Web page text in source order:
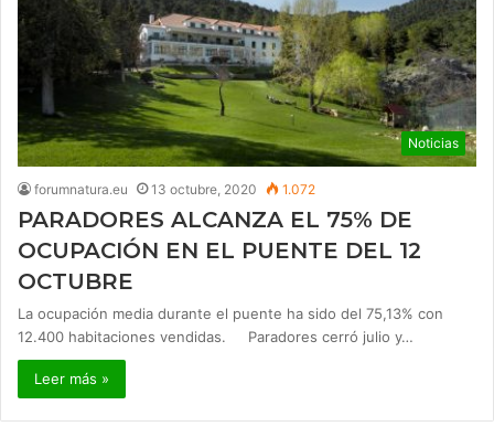
Noticias
forumnatura.eu 13 octubre, 2020 1.072
PARADORES ALCANZA EL 75% DE
OCUPACIÓN EN EL PUENTE DEL 12
OCTUBRE
La ocupación media durante el puente ha sido del 75,13% con
12.400 habitaciones vendidas. Paradores cerró julio y…
Leer más »